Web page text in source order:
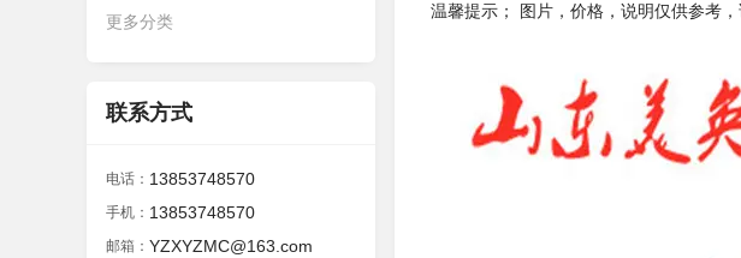
更多分类
联系方式
电话： 13853748570
手机： 13853748570
邮箱： YZXYZMC@163.com
温馨提示； 图片，价格，说明仅供参考